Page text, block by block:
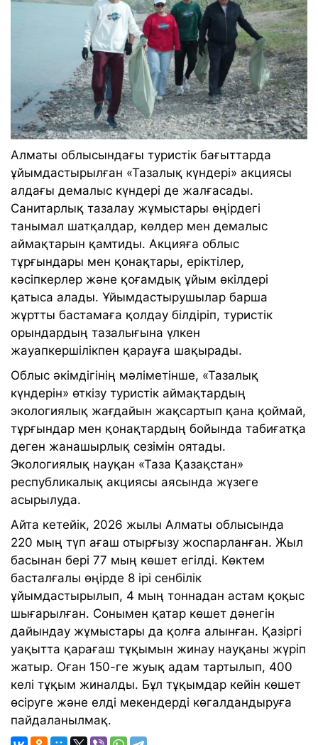
Алматы облысындағы туристік бағыттарда
ұйымдастырылған «Тазалық күндері» акциясы
алдағы демалыс күндері де жалғасады.
Санитарлық тазалау жұмыстары өңірдегі
танымал шатқалдар, көлдер мен демалыс
аймақтарын қамтиды. Акцияға облыс
тұрғындары мен қонақтары, еріктілер,
кәсіпкерлер және қоғамдық ұйым өкілдері
қатыса алады. Ұйымдастырушылар барша
жұртты бастамаға қолдау білдіріп, туристік
орындардың тазалығына үлкен
жауапкершілікпен қарауға шақырады.
Облыс әкімдігінің мәліметінше, «Тазалық
күндерін» өткізу туристік аймақтардың
экологиялық жағдайын жақсартып қана қоймай,
тұрғындар мен қонақтардың бойында табиғатқа
деген жанашырлық сезімін оятады.
Экологиялық науқан «Таза Қазақстан»
республикалық акциясы аясында жүзеге
асырылуда.
Айта кетейік, 2026 жылы Алматы облысында
220 мың түп ағаш отырғызу жоспарланған. Жыл
басынан бері 77 мың көшет егілді. Көктем
басталғалы өңірде 8 ірі сенбілік
ұйымдастырылып, 4 мың тоннадан астам қоқыс
шығарылған. Сонымен қатар көшет дәнегін
дайындау жұмыстары да қолға алынған. Қазіргі
уақытта қарағаш тұқымын жинау науқаны жүріп
жатыр. Оған 150-ге жуық адам тартылып, 400
келі тұқым жиналды. Бұл тұқымдар кейін көшет
өсіруге және елді мекендерді көгалдандыруға
пайдаланылмақ.